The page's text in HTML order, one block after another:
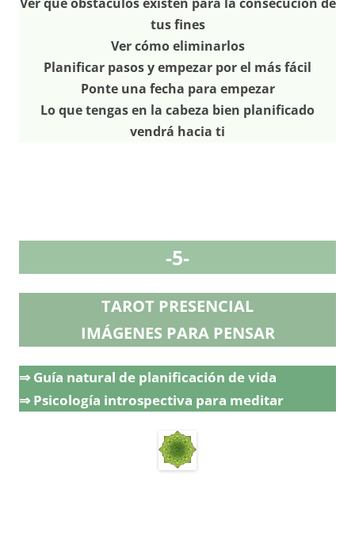
tus fines
Ver cómo eliminarlos
Planificar pasos y empezar por el más fácil
Ponte una fecha para empezar
Lo que tengas en la cabeza bien planificado
vendrá hacia ti
-5-
TAROT PRESENCIAL
IMÁGENES PARA PENSAR
⇒ Guía natural de planificación de vida
⇒ Psicología introspectiva para meditar